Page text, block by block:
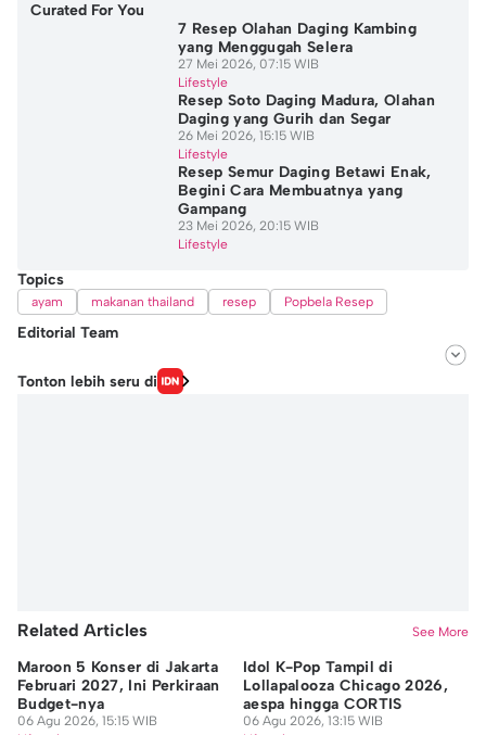
Curated For You
7 Resep Olahan Daging Kambing
yang Menggugah Selera
27 Mei 2026, 07:15 WIB
Lifestyle
Resep Soto Daging Madura, Olahan
Daging yang Gurih dan Segar
26 Mei 2026, 15:15 WIB
Lifestyle
Resep Semur Daging Betawi Enak,
Begini Cara Membuatnya yang
Gampang
23 Mei 2026, 20:15 WIB
Lifestyle
Topics
ayam makanan thailand resep Popbela Resep
Editorial Team
Editor
Tonton lebih seru di
Related Articles See More
Maroon 5 Konser di Jakarta
Februari 2027, Ini Perkiraan
Budget-nya
06 Agu 2026, 15:15 WIB
Idol K-Pop Tampil di
Lollapalooza Chicago 2026,
aespa hingga CORTIS
06 Agu 2026, 13:15 WIB